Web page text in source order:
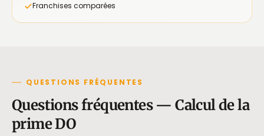
Franchises comparées
QUESTIONS FRÉQUENTES
Questions fréquentes — Calcul de la
prime DO